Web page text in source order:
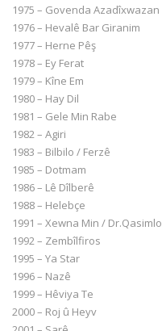
1975 – Govenda Azadîxwazan
1976 – Hevalê Bar Giranim
1977 – Herne Pêş
1978 – Ey Ferat
1979 – Kîne Em
1980 – Hay Dil
1981 – Gele Min Rabe
1982 – Agiri
1983 – Bilbilo / Ferzê
1985 – Dotmam
1986 – Lê Dîlberê
1988 – Helebçe
1991 – Xewna Min / Dr.Qasimlo
1992 – Zembîlfiros
1995 – Ya Star
1996 – Nazê
1999 – Hêviya Te
2000 – Roj û Heyv